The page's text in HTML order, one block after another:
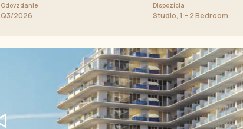
Odovzdanie
Q3/2026
Dispozícia
Studio, 1 – 2 Bedroom